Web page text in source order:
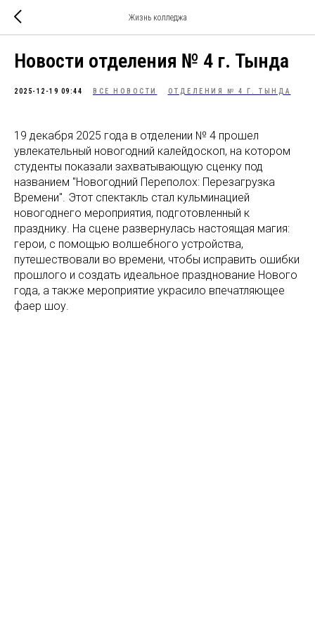
Жизнь колледжа
Новости отделения № 4 г. Тында
2025-12-19 09:44 ВСЕ НОВОСТИ ОТДЕЛЕНИЯ № 4 Г. ТЫНДА
19 декабря 2025 года в отделении № 4 прошел
увлекательный новогодний калейдоскоп, на котором
студенты показали захватывающую сценку под
названием "Новогодний Переполох: Перезагрузка
Времени". Этот спектакль стал кульминацией
новогоднего мероприятия, подготовленный к
празднику. На сцене развернулась настоящая магия:
герои, с помощью волшебного устройства,
путешествовали во времени, чтобы исправить ошибки
прошлого и создать идеальное празднование Нового
года, а также мероприятие украсило впечатляющее
фаер шоу.